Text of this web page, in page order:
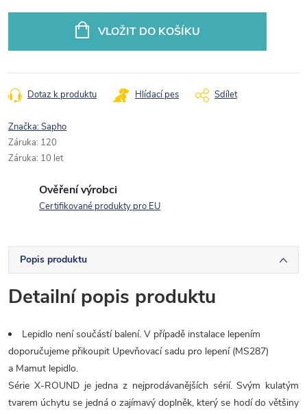
VLOŽIT DO KOŠÍKU
Dotaz k produktu Hlídací pes Sdílet
Značka:Sapho
Záruka: 120
Záruka: 10 let
Ověření výrobci
Certifikované produkty pro EU
Popis produktu
Detailní popis produktu
Lepidlo není součástí balení. V případě instalace lepením
doporučujeme přikoupit Upevňovací sadu pro lepení (MS287)
a Mamut lepidlo.
Série X-ROUND je jedna z nejprodávanějších sérií. Svým kulatým
tvarem úchytu se jedná o zajímavý doplněk, který se hodí do většiny